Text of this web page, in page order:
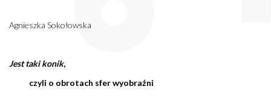
Agnieszka Sokołowska
Jest taki konik,
czyli o obrotach sfer wyobraźni